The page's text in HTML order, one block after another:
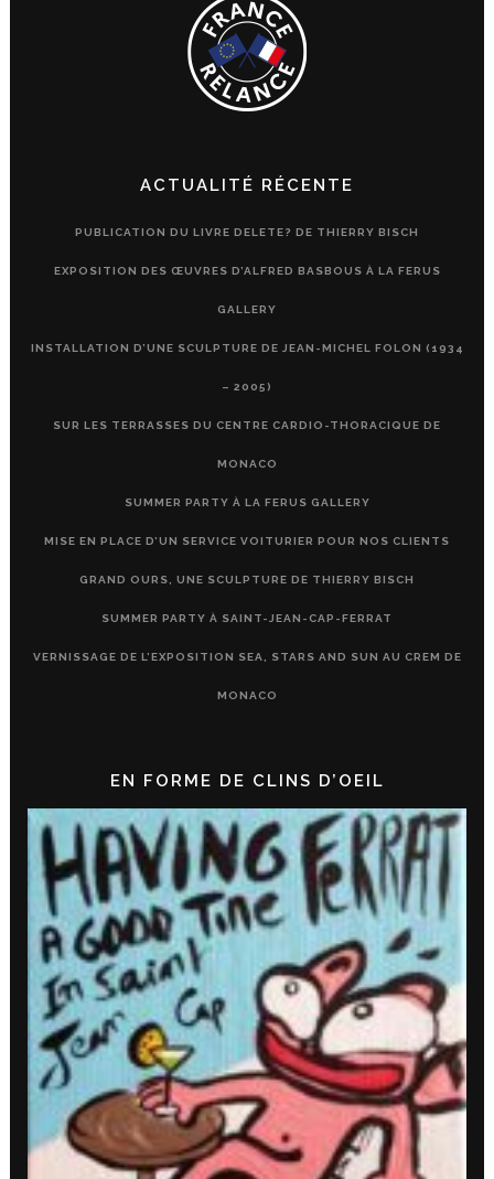
ACTUALITÉ RÉCENTE
PUBLICATION DU LIVRE DELETE? DE THIERRY BISCH
EXPOSITION DES ŒUVRES D’ALFRED BASBOUS À LA FERUS
GALLERY
INSTALLATION D’UNE SCULPTURE DE JEAN-MICHEL FOLON (1934
– 2005)
SUR LES TERRASSES DU CENTRE CARDIO-THORACIQUE DE
MONACO
SUMMER PARTY À LA FERUS GALLERY
MISE EN PLACE D’UN SERVICE VOITURIER POUR NOS CLIENTS
GRAND OURS, UNE SCULPTURE DE THIERRY BISCH
SUMMER PARTY À SAINT-JEAN-CAP-FERRAT
VERNISSAGE DE L’EXPOSITION SEA, STARS AND SUN AU CREM DE
MONACO
EN FORME DE CLINS D’OEIL